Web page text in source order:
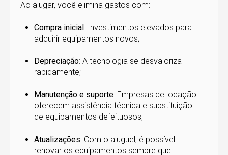
Ao alugar, você elimina gastos com:
Compra inicial: Investimentos elevados para
adquirir equipamentos novos;
Depreciação: A tecnologia se desvaloriza
rapidamente;
Manutenção e suporte: Empresas de locação
oferecem assistência técnica e substituição
de equipamentos defeituosos;
Atualizações: Com o aluguel, é possível
renovar os equipamentos sempre que